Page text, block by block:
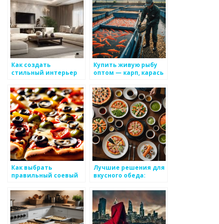
Как создать
стильный интерьер
Купить живую рыбу
оптом — карп, карась
от Клинского Рыбхоза
Как выбрать
правильный соевый
Лучшие решения для
вкусного обеда:
суши и роллов в
Севастополе